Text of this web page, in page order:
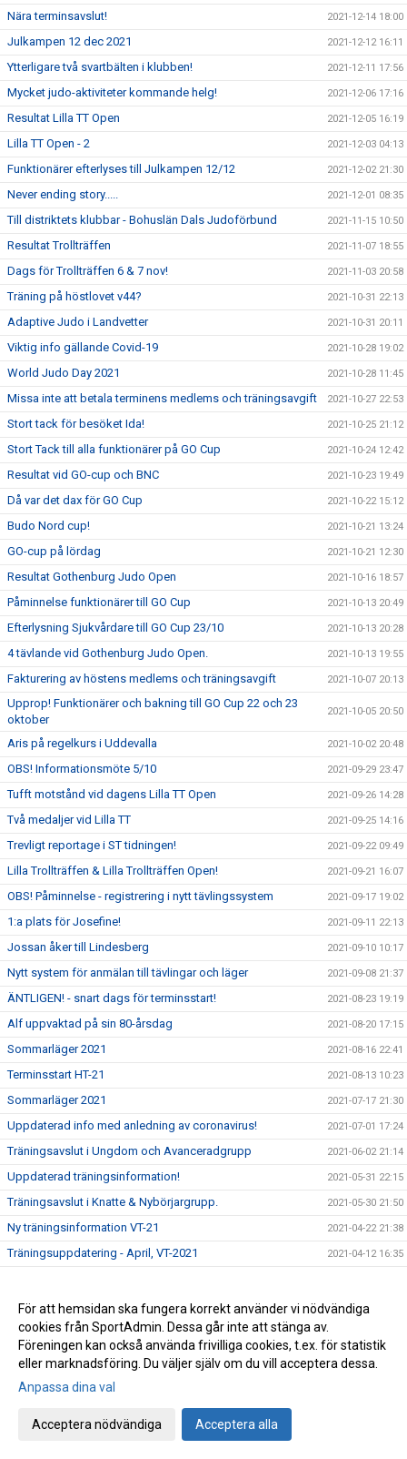
Nära terminsavslut! 2021-12-14 18:00
Julkampen 12 dec 2021 2021-12-12 16:11
Ytterligare två svartbälten i klubben! 2021-12-11 17:56
Mycket judo-aktiviteter kommande helg! 2021-12-06 17:16
Resultat Lilla TT Open 2021-12-05 16:19
Lilla TT Open - 2 2021-12-03 04:13
Funktionärer efterlyses till Julkampen 12/12 2021-12-02 21:30
Never ending story..... 2021-12-01 08:35
Till distriktets klubbar - Bohuslän Dals Judoförbund 2021-11-15 10:50
Resultat Trollträffen 2021-11-07 18:55
Dags för Trollträffen 6 & 7 nov! 2021-11-03 20:58
Träning på höstlovet v44? 2021-10-31 22:13
Adaptive Judo i Landvetter 2021-10-31 20:11
Viktig info gällande Covid-19 2021-10-28 19:02
World Judo Day 2021 2021-10-28 11:45
Missa inte att betala terminens medlems och träningsavgift 2021-10-27 22:53
Stort tack för besöket Ida! 2021-10-25 21:12
Stort Tack till alla funktionärer på GO Cup 2021-10-24 12:42
Resultat vid GO-cup och BNC 2021-10-23 19:49
Då var det dax för GO Cup 2021-10-22 15:12
Budo Nord cup! 2021-10-21 13:24
GO-cup på lördag 2021-10-21 12:30
Resultat Gothenburg Judo Open 2021-10-16 18:57
Påminnelse funktionärer till GO Cup 2021-10-13 20:49
Efterlysning Sjukvårdare till GO Cup 23/10 2021-10-13 20:28
4 tävlande vid Gothenburg Judo Open. 2021-10-13 19:55
Fakturering av höstens medlems och träningsavgift 2021-10-07 20:13
Upprop! Funktionärer och bakning till GO Cup 22 och 23
oktober
2021-10-05 20:50
Aris på regelkurs i Uddevalla 2021-10-02 20:48
OBS! Informationsmöte 5/10 2021-09-29 23:47
Tufft motstånd vid dagens Lilla TT Open 2021-09-26 14:28
Två medaljer vid Lilla TT 2021-09-25 14:16
Trevligt reportage i ST tidningen! 2021-09-22 09:49
Lilla Trollträffen & Lilla Trollträffen Open! 2021-09-21 16:07
OBS! Påminnelse - registrering i nytt tävlingssystem 2021-09-17 19:02
1:a plats för Josefine! 2021-09-11 22:13
Jossan åker till Lindesberg 2021-09-10 10:17
Nytt system för anmälan till tävlingar och läger 2021-09-08 21:37
ÄNTLIGEN! - snart dags för terminsstart! 2021-08-23 19:19
Alf uppvaktad på sin 80-årsdag 2021-08-20 17:15
Sommarläger 2021 2021-08-16 22:41
Terminsstart HT-21 2021-08-13 10:23
Sommarläger 2021 2021-07-17 21:30
Uppdaterad info med anledning av coronavirus! 2021-07-01 17:24
Träningsavslut i Ungdom och Avanceradgrupp 2021-06-02 21:14
Uppdaterad träningsinformation! 2021-05-31 22:15
Träningsavslut i Knatte & Nybörjargrupp. 2021-05-30 21:50
Ny träningsinformation VT-21 2021-04-22 21:38
Träningsuppdatering - April, VT-2021 2021-04-12 16:35
Alla måste hjälpa till ..... 2021-03-03 12:52
Träning på Sportlovet? 2021-02-12 19:21
Lättade restriktioner för ungdomar i gymnasieåldern, födda
-02 och senare.
2021-02-05 19:33
Uppdatering träningsstart VT-21
Kort sammanfattning inför vårterminen 2021
Viktigt! - Uppdatera medlemsinformation!
För att hemsidan ska fungera korrekt använder vi nödvändiga
cookies från SportAdmin. Dessa går inte att stänga av.
Föreningen kan också använda frivilliga cookies, t.ex. för statistik
eller marknadsföring. Du väljer själv om du vill acceptera dessa.
Anpassa dina val
Acceptera nödvändiga Acceptera alla